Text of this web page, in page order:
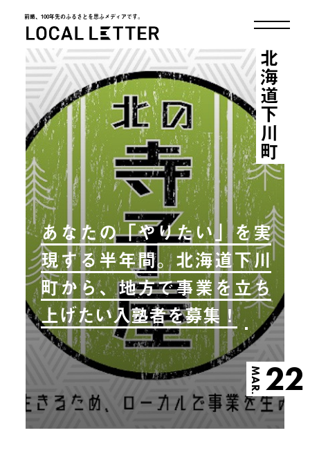
前略、100年先のふるさとを思ふメディアです。
LOCAL LETTER
あなたの「やりたい」を実
現する半年間。北海道下川
町から、地方で事業を立ち
上げたい入塾者を募集！
MAR. 22
北海道下川町